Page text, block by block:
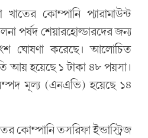
খাতের কোম্পানি প্যারামাউন্ট
পর্ষদ শেয়ারহোল্ডারদের জন্য
ঘোষণা করেছে। আলোচিত
আয় হয়েছে ১ টাকা ৪৮ পয়সা।
মূল্য (এনএভি) হয়েছে ১৪
কোম্পানি তসরিফা ইন্ডাস্ট্রিজ